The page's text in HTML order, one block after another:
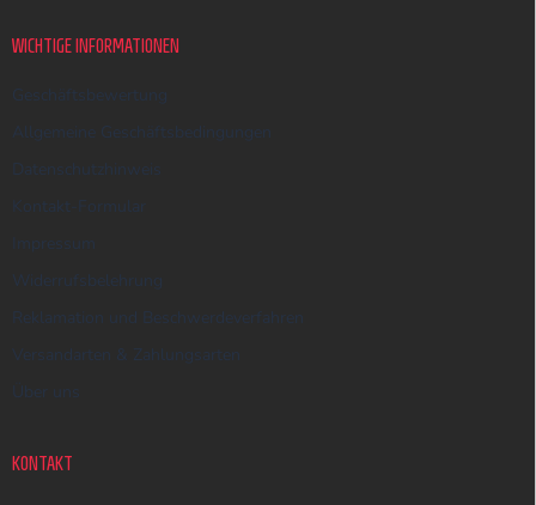
WICHTIGE INFORMATIONEN
Geschäftsbewertung
Allgemeine Geschäftsbedingungen
Datenschutzhinweis
Kontakt-Formular
Impressum
Widerrufsbelehrung
Reklamation und Beschwerdeverfahren
Versandarten & Zahlungsarten
Über uns
KONTAKT